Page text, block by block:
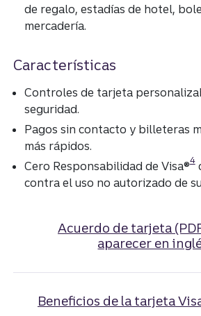
de regalo, estadías de hotel,
mercadería.
Características
Controles de tarjeta
seguridad.
Pagos sin contacto y billeteras
más rápidos.
Cero Responsabilidad de Visa®4
contra el uso no autorizado de
Acuerdo de tarjeta
aparecer en
Beneficios de la tarjeta